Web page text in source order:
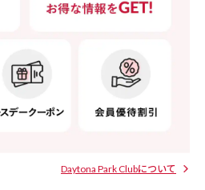
Daytona Park Clubについて